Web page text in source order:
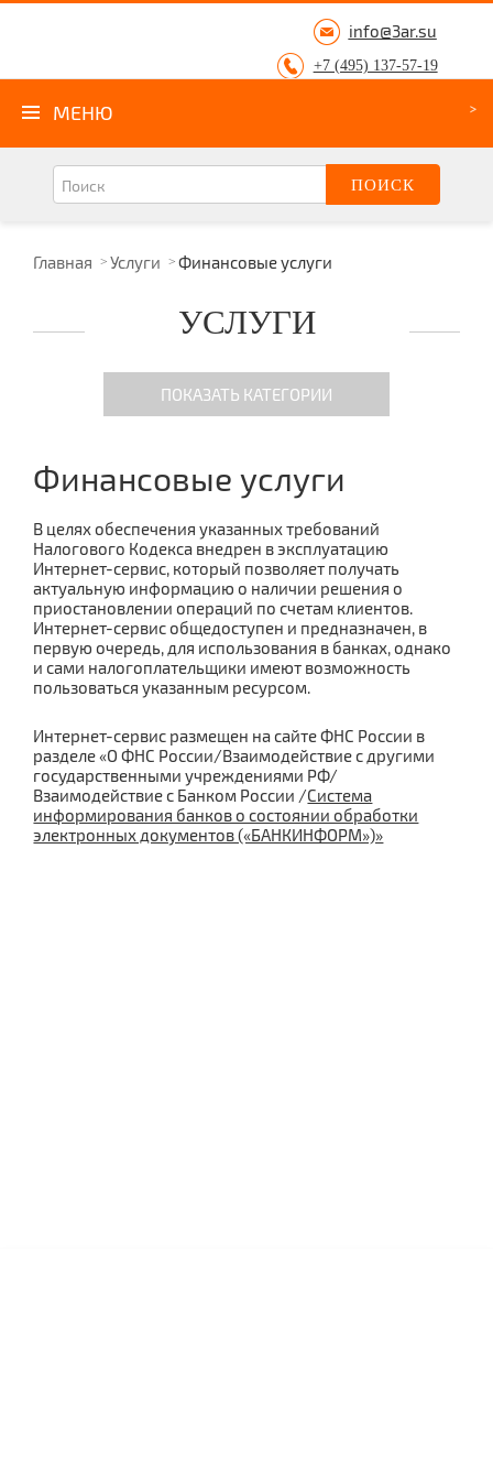
info@3ar.su
+7 (495) 137-57-19
МЕНЮ
Главная Услуги Финансовые услуги
УСЛУГИ
ПОКАЗАТЬ КАТЕГОРИИ
Услуги для бизнеса
Финансовые услуги
В целях обеспечения указанных требований
Налогового Кодекса внедрен в эксплуатацию
Интернет-сервис, который позволяет получать
актуальную информацию о наличии решения о
приостановлении операций по счетам клиентов.
Интернет-сервис общедоступен и предназначен, в
первую очередь, для использования в банках, однако
и сами налогоплательщики имеют возможность
пользоваться указанным ресурсом.
Интернет-сервис размещен на сайте ФНС России в
разделе «О ФНС России/Взаимодействие с другими
государственными учреждениями РФ/
Взаимодействие с Банком России /Система
информирования банков о состоянии обработки
электронных документов («БАНКИНФОРМ»)»